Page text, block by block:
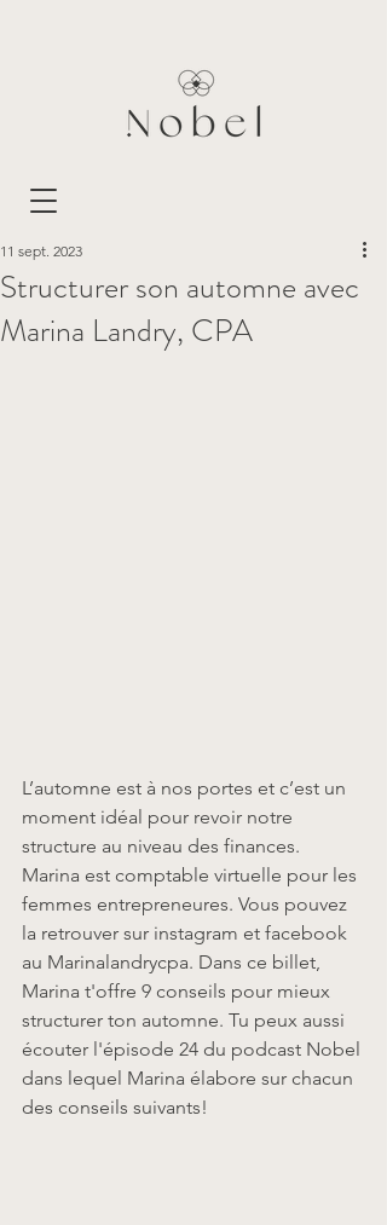
Structurer son automne avec
Marina Landry, CPA
11 sept. 2023
L’automne est à nos portes et c’est un
moment idéal pour revoir notre
structure au niveau des finances.
Marina est comptable virtuelle pour les
femmes entrepreneures. Vous pouvez
la retrouver sur instagram et facebook
au Marinalandrycpa. Dans ce billet,
Marina t'offre 9 conseils pour mieux
structurer ton automne. Tu peux aussi
écouter l'épisode 24 du podcast Nobel
dans lequel Marina élabore sur chacun
des conseils suivants!